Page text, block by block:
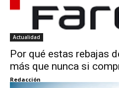
Actualidad
Por qué estas rebajas
más que nunca si
Redacción